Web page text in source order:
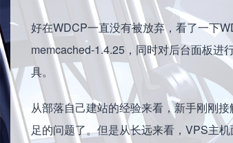
好在WDCP一直没有被放弃，看了一下
memcached-1.4.25，同时对后台面板进
具。
从部落自己建站的经验来看，新手刚刚
足的问题了。但是从长远来看，VPS主